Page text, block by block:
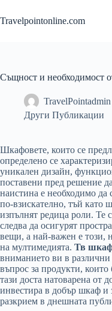
to
content
Travelpointonline.com
Същност и необходимост
TravelPointadmin
Други Публикации
Шкафовете, които се
определено се
уникален дизайн,
поставени пред решение
наистина е необходимо да
по-взискателно, тъй като
изпълнят редица роли. Те
следва да осигурят
вещи, а най-важен е този,
на мултимедията. Тв
вниманието ви в
въпрос за продукти,
тази доста натоварена от
инвестира в добър шкаф
разкрием в днешната